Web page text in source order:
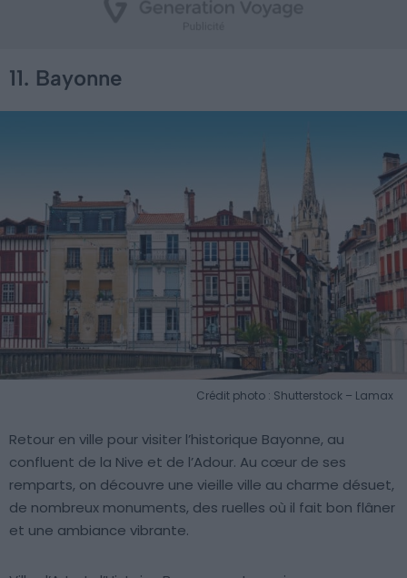
11. Bayonne
Crédit photo : Shutterstock – Lamax
Retour en ville pour visiter l’historique Bayonne, au
confluent de la Nive et de l’Adour. Au cœur de ses
remparts, on découvre une vieille ville au charme désuet,
de nombreux monuments, des ruelles où il fait bon flâner
et une ambiance vibrante.